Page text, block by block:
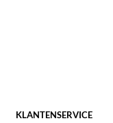
KLANTENSERVICE